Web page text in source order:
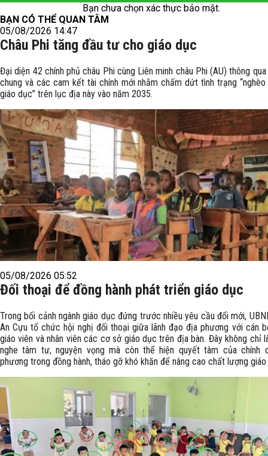
Bạn chưa chọn xác thực bảo mật.
BẠN CÓ THỂ QUAN TÂM
05/08/2026 14:47
Châu Phi tăng đầu tư cho giáo dục
Đại diện 42 chính phủ châu Phi cùng Liên minh châu Phi (AU) thông
chung và các cam kết tài chính mới nhằm chấm dứt tình trạng
giáo dục” trên lục địa này vào năm 2035.
05/08/2026 05:52
Đối thoại để đồng hành phát triển giáo dục
Trong bối cảnh ngành giáo dục đứng trước nhiều yêu cầu đổi mới,
An Cựu tổ chức hội nghị đối thoại giữa lãnh đạo địa phương với cán
giáo viên và nhân viên các cơ sở giáo dục trên địa bàn. Đây không chỉ
nghe tâm tư, nguyện vọng mà còn thể hiện quyết tâm của chính
phương trong đồng hành, tháo gỡ khó khăn để nâng cao chất lượng